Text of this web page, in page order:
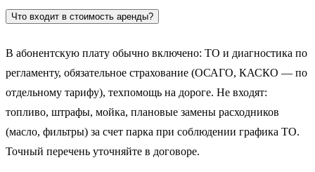
Что входит в стоимость аренды?
В абонентскую плату обычно включено: ТО и диагностика по
регламенту, обязательное страхование (ОСАГО, КАСКО — по
отдельному тарифу), техпомощь на дороге. Не входят:
топливо, штрафы, мойка, плановые замены расходников
(масло, фильтры) за счет парка при соблюдении графика ТО.
Точный перечень уточняйте в договоре.